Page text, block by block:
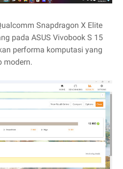
Snapdragon X Elite
pada ASUS Vivobook S 15
performa komputasi yang
modern.